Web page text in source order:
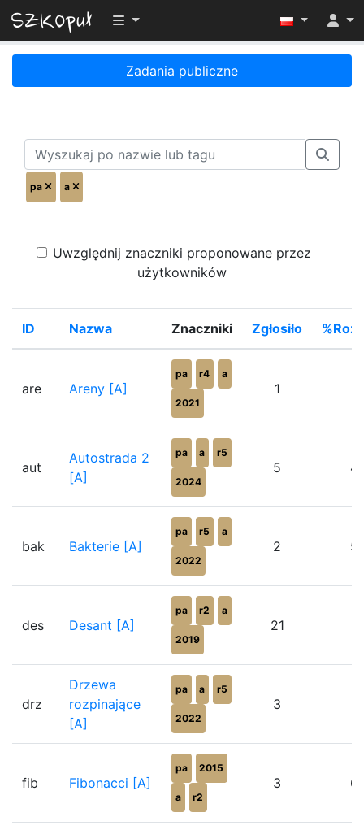
Przełącz widoczność menu
Zadania publiczne
pa a
Uwzględnij znaczniki proponowane przez
użytkowników
ID Nazwa Znaczniki Zgłosiło
are Areny [A]
pa r4 a
2021
1
aut
Autostrada 2
[A]
pa a r5
2024
5
bak Bakterie [A]
pa r5 a
2022
2
des Desant [A]
pa r2 a
2019
21
drz
Drzewa
rozpinające
[A]
pa a r5
2022
3
fib Fibonacci [A]
pa 2015
a r2
3